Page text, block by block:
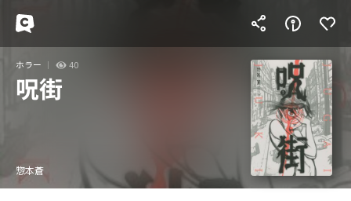
ホラー 40
呪街
惣本蒼